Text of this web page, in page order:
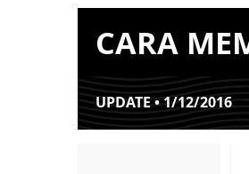
CARA
UPDATE • 1/12/2016